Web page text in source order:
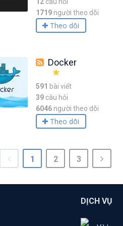
1719 người theo dõi
Theo dõi
Docker
591 bài viết
39câu hỏi
6046 người theo dõi
Theo dõi
1 2 3
DỊCH VỤ